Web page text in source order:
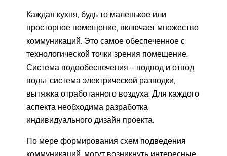
Каждая кухня, будь то маленькое или
просторное помещение, включает множество
коммуникаций. Это самое обеспеченное с
технологической точки зрения помещение.
Система водообеспечения – подвод и отвод
воды, система электрической разводки,
вытяжка отработанного воздуха. Для каждого
аспекта необходима разработка
индивидуального дизайн проекта.
По мере формирования схем подведения
коммуникаций, могут возникнуть интересные